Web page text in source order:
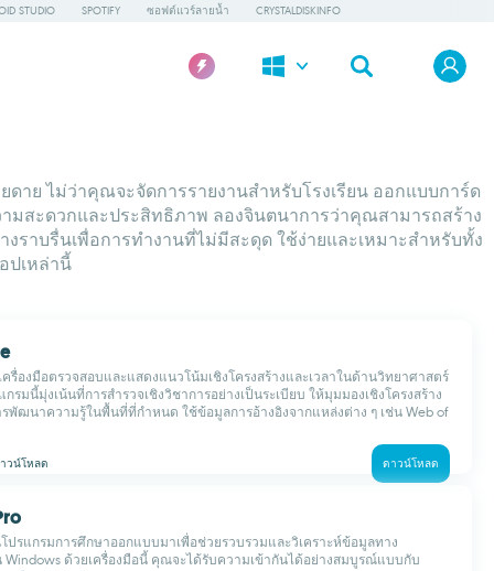
STUDIO SPOTIFY ซอฟต์แวร์ลายน้ำ CRYSTALDISKINFO
าย ไม่ว่าคุณจะจัดการรายงานสำหรับโรงเรียน ออกแบบการ์ด
มสะดวกและประสิทธิภาพ ลองจินตนาการว่าคุณสามารถสร้าง
ราบรื่นเพื่อการทำงานที่ไม่มีสะดุด ใช้ง่ายและเหมาะสำหรับทั้ง
ปเหล่านี้
ครื่องมือตรวจสอบและแสดงแนวโน้มเชิงโครงสร้างและเวลาในด้านวิทยาศาสตร์
กรมนี้มุ่งเน้นที่การสำรวจเชิงวิชาการอย่างเป็นระเบียบ ให้มุมมองเชิงโครงสร้าง
รพัฒนาความรู้ในพื้นที่ที่กำหนด ใช้ข้อมูลการอ้างอิงจากแหล่งต่าง ๆ เช่น Web of
วน์โหลด ดาวน์โหลด
โปรแกรมการศึกษาออกแบบมาเพื่อช่วยรวบรวมและวิเคราะห์ข้อมูลทาง
ด้วยเครื่องมือนี้ คุณจะได้รับความเข้ากันได้อย่างสมบูรณ์แบบกับ